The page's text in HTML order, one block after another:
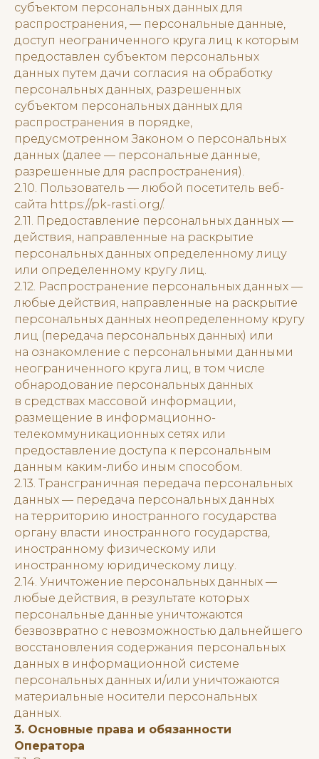
субъектом персональных данных для
распространения, — персональные данные,
доступ неограниченного круга лиц к которым
предоставлен субъектом персональных
данных путем дачи согласия на обработку
персональных данных, разрешенных
субъектом персональных данных для
распространения в порядке,
предусмотренном Законом о персональных
данных (далее — персональные данные,
разрешенные для распространения).
2.10. Пользователь — любой посетитель веб-
сайта https://pk-rasti.org/.
2.11. Предоставление персональных данных —
действия, направленные на раскрытие
персональных данных определенному лицу
или определенному кругу лиц.
2.12. Распространение персональных данных —
любые действия, направленные на раскрытие
персональных данных неопределенному кругу
лиц (передача персональных данных) или
на ознакомление с персональными данными
неограниченного круга лиц, в том числе
обнародование персональных данных
в средствах массовой информации,
размещение в информационно-
телекоммуникационных сетях или
предоставление доступа к персональным
данным каким-либо иным способом.
2.13. Трансграничная передача персональных
данных — передача персональных данных
на территорию иностранного государства
органу власти иностранного государства,
иностранному физическому или
иностранному юридическому лицу.
2.14. Уничтожение персональных данных —
любые действия, в результате которых
персональные данные уничтожаются
безвозвратно с невозможностью дальнейшего
восстановления содержания персональных
данных в информационной системе
персональных данных и/или уничтожаются
материальные носители персональных
данных.
3. Основные права и обязанности
Оператора